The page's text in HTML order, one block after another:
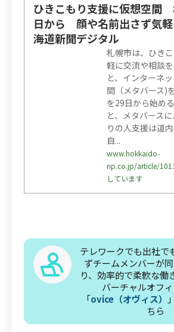
ひきこもり支援に仮想空間
日から 顔や名前出さず気
海道新聞デジタル
札幌市は、ひき
軽に交流や相談
と、インターネ
間（メタバース)
を29日から始め
と、メタバース
りの人支援は道
自...
www.hokkaido-
np.co.jp/article/
しています
テレワークでも出社で
ずチームメンバーが
り、効率的で柔軟な働
バーチャルオフ
「ovice（オヴィス）
ちら